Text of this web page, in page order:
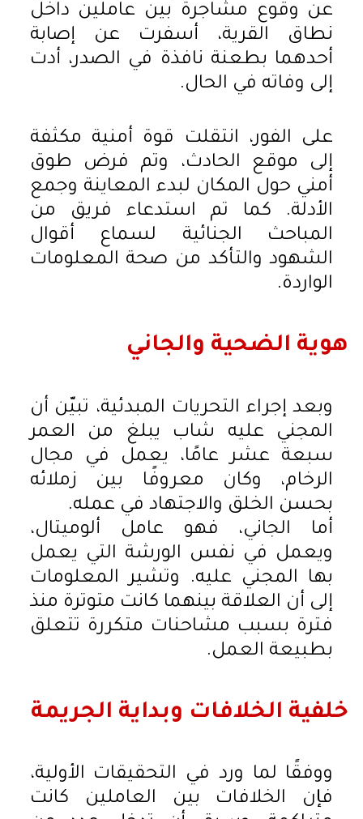
عن وقوع مشاجرة بين عاملين داخل
نطاق القرية، أسفرت عن إصابة
أحدهما بطعنة نافذة في الصدر، أدت
إلى وفاته في الحال.
على الفور، انتقلت قوة أمنية مكثفة
إلى موقع الحادث، وتم فرض طوق
أمني حول المكان لبدء المعاينة وجمع
الأدلة. كما تم استدعاء فريق من
المباحث الجنائية لسماع أقوال
الشهود والتأكد من صحة المعلومات
الواردة.
هوية الضحية والجاني
وبعد إجراء التحريات المبدئية، تبيّن أن
المجني عليه شاب يبلغ من العمر
سبعة عشر عامًا، يعمل في مجال
الرخام، وكان معروفًا بين زملائه
بحسن الخلق والاجتهاد في عمله.
أما الجاني، فهو عامل ألوميتال،
ويعمل في نفس الورشة التي يعمل
بها المجني عليه. وتشير المعلومات
إلى أن العلاقة بينهما كانت متوترة منذ
فترة بسبب مشاحنات متكررة تتعلق
بطبيعة العمل.
خلفية الخلافات وبداية الجريمة
ووفقًا لما ورد في التحقيقات الأولية،
فإن الخلافات بين العاملين كانت